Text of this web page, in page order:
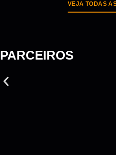
VEJA TODAS
PARCEIROS